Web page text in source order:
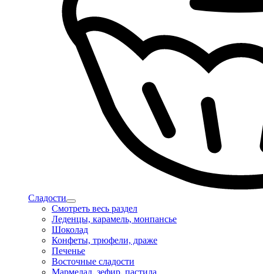
Сладости
Смотреть весь раздел
Леденцы, карамель, монпансье
Шоколад
Конфеты, трюфели, драже
Печенье
Восточные сладости
Мармелад, зефир, пастила